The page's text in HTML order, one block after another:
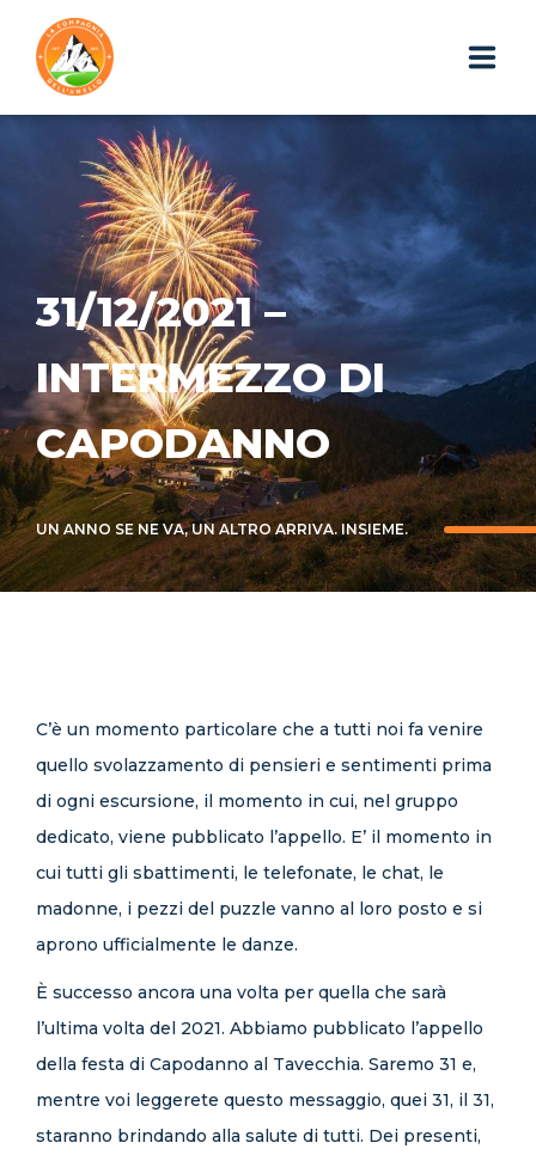
CHI SIAMO
ESCURSIONI
PHOTOGALLERY
IL BLOG
I GADGET
WEBAPP
CONTATTI
31/12/2021 –
INTERMEZZO DI
CAPODANNO
UN ANNO SE NE VA, UN ALTRO ARRIVA. INSIEME.
C’è un momento particolare che a tutti noi fa venire
quello svolazzamento di pensieri e sentimenti prima
di ogni escursione, il momento in cui, nel gruppo
dedicato, viene pubblicato l’appello. E’ il momento in
cui tutti gli sbattimenti, le telefonate, le chat, le
madonne, i pezzi del puzzle vanno al loro posto e si
aprono ufficialmente le danze.
È successo ancora una volta per quella che sarà
l’ultima volta del 2021. Abbiamo pubblicato l’appello
della festa di Capodanno al Tavecchia. Saremo 31 e,
mentre voi leggerete questo messaggio, quei 31, il 31,
staranno brindando alla salute di tutti. Dei presenti,